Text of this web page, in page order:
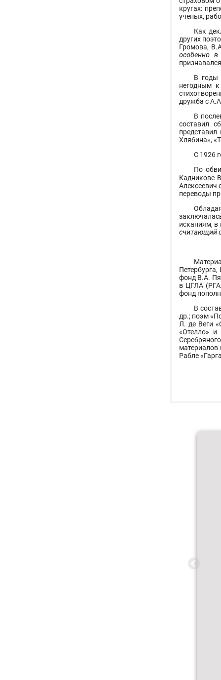
кругах:
ученых,
Как
других
Громова,
особенно в
В годы
негодным
дружба с
В
составил
Хлябина»,
С 1926
По
Кадникове
Алексеевич
переводы
исканиям, в
считающий
фонд В.А.
в ЦГЛА
фонд
В
др.; поэм
Л. де Веги
«Отелло»
Рабле